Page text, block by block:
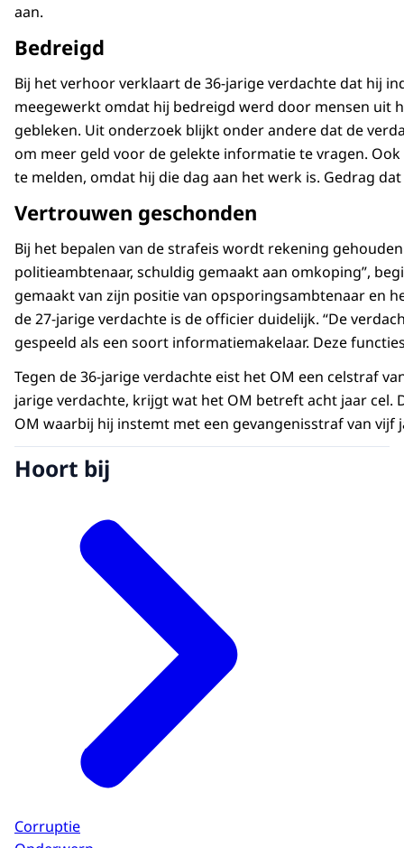
aan.
Bedreigd
Bij het verhoor verklaart de 36-jarige verdachte dat hij
meegewerkt omdat hij bedreigd werd door mensen uit
gebleken. Uit onderzoek blijkt onder andere dat de
om meer geld voor de gelekte informatie te vragen.
te melden, omdat hij die dag aan het werk is. Gedrag
Vertrouwen geschonden
Bij het bepalen van de strafeis wordt rekening
politieambtenaar, schuldig gemaakt aan omkoping”,
gemaakt van zijn positie van opsporingsambtenaar en
de 27-jarige verdachte is de officier duidelijk. “De
gespeeld als een soort informatiemakelaar. Deze
Tegen de 36-jarige verdachte eist het OM een celstraf
jarige verdachte, krijgt wat het OM betreft acht jaar cel.
OM waarbij hij instemt met een gevangenisstraf van vijf
Hoort bij
Corruptie